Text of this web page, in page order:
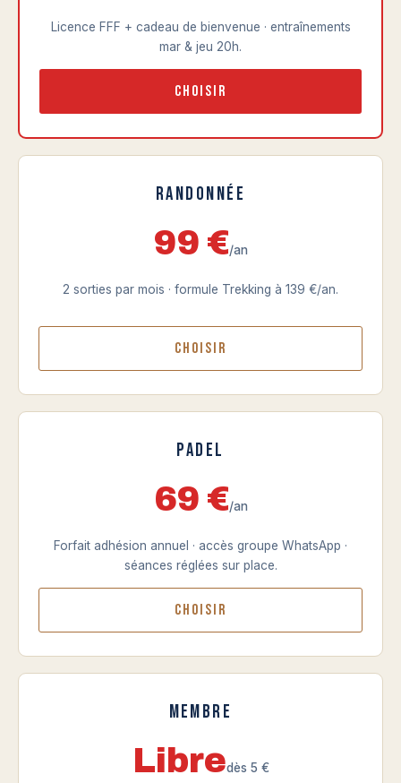
Licence FFF + cadeau de bienvenue · entraînements
mar & jeu 20h.
Choisir
Randonnée
99 €/an
2 sorties par mois · formule Trekking à 139 €/an.
Choisir
Padel
69 €/an
Forfait adhésion annuel · accès groupe WhatsApp ·
séances réglées sur place.
Choisir
Membre
Libredès 5 €